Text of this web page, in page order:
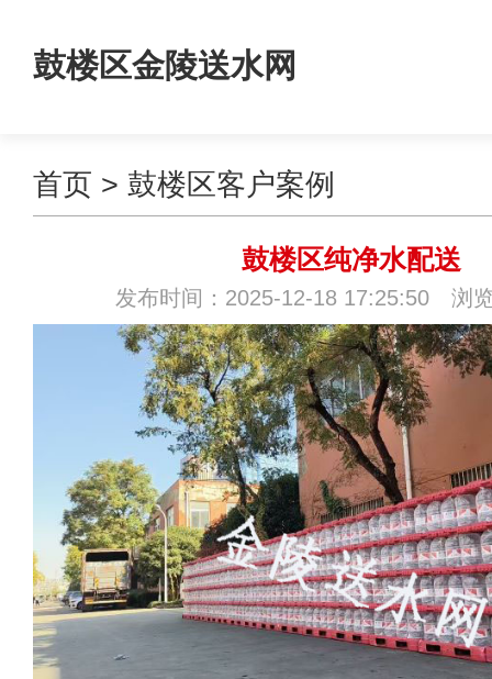
鼓楼区金陵送水网
首页 > 鼓楼区客户案例
鼓楼区纯净水配送
发布时间：2025-12-18 17:25:50 浏